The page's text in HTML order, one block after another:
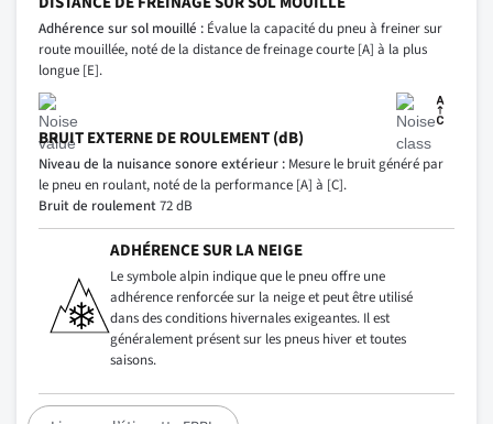
Adhérence sur sol mouillé : Évalue la capacité du pneu à freiner sur
route mouillée, noté de la distance de freinage courte [A] à la plus
longue [E].
BRUIT EXTERNE DE ROULEMENT (dB)
Niveau de la nuisance sonore extérieur : Mesure le bruit généré par
le pneu en roulant, noté de la performance [A] à [C].
Bruit de roulement72 dB
ADHÉRENCE SUR LA NEIGE
Le symbole alpin indique que le pneu offre une
adhérence renforcée sur la neige et peut être utilisé
dans des conditions hivernales exigeantes. Il est
généralement présent sur les pneus hiver et toutes
saisons.